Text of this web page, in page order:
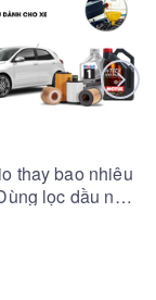
thay bao nhiêu
lọc dầu nhớt